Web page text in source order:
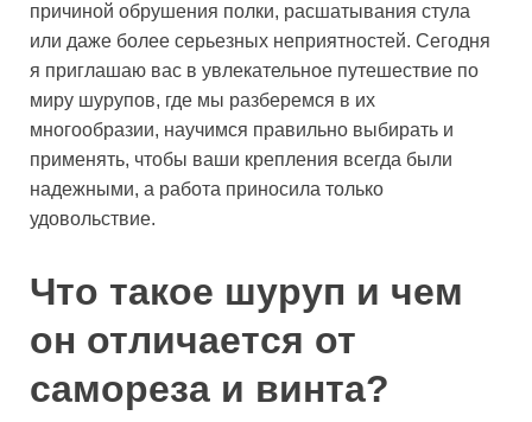
причиной обрушения полки, расшатывания стула
или даже более серьезных неприятностей. Сегодня
я приглашаю вас в увлекательное путешествие по
миру шурупов, где мы разберемся в их
многообразии, научимся правильно выбирать и
применять, чтобы ваши крепления всегда были
надежными, а работа приносила только
удовольствие.
Что такое шуруп и чем
он отличается от
самореза и винта?